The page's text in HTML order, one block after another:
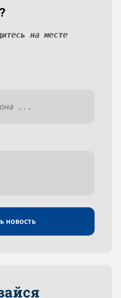
на месте
новость